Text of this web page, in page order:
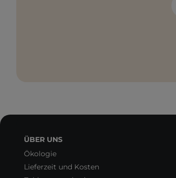
ÜBER UNS
Ökologie
Lieferzeit und Kosten